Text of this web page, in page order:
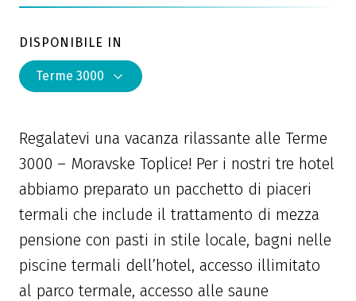
DISPONIBILE IN
Terme 3000
Regalatevi una vacanza rilassante alle Terme
3000 – Moravske Toplice! Per i nostri tre hotel
abbiamo preparato un pacchetto di piaceri
termali che include il trattamento di mezza
pensione con pasti in stile locale, bagni nelle
piscine termali dell’hotel, accesso illimitato
al parco termale, accesso alle saune